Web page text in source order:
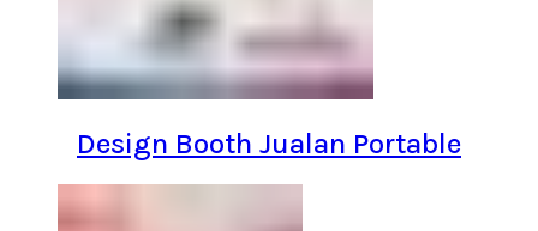
Design Booth Jualan Portable